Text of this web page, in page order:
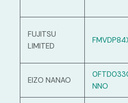
FUJITSU
LIMITED
EIZO NANAO
NNO